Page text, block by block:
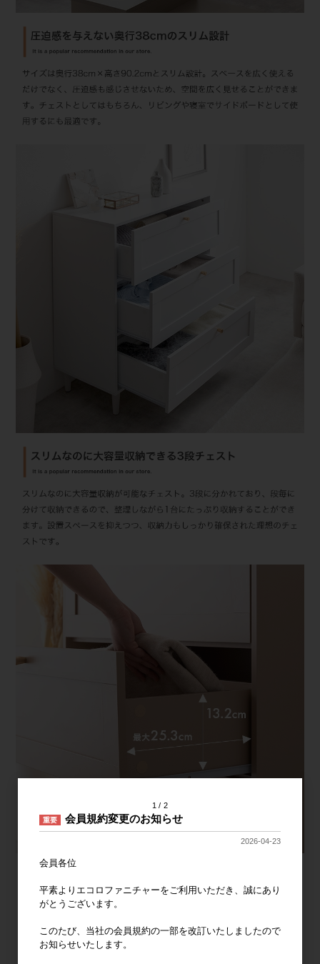
1 2
重要 会員規約変更のお知らせ
2026-04-23
会員各位
平素よりエコロファニチャーをご利用いただき、誠にあり
がとうございます。
このたび、当社の会員規約の一部を改訂いたしましたので
お知らせいたします。